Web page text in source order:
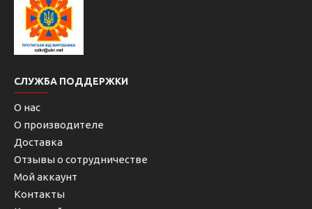
СЛУЖБА ПОДДЕРЖКИ
О нас
О производителе
Доставка
Отзывы о сотрудничестве
Мой аккаунт
Контакты